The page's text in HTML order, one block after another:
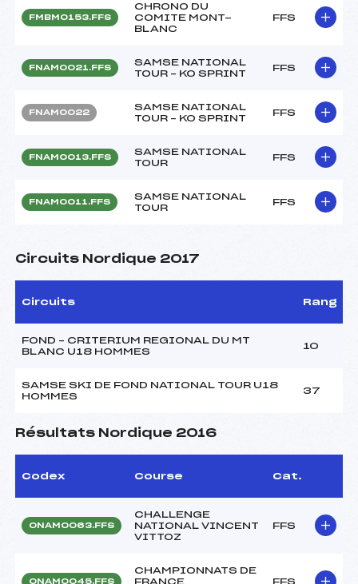
FMBM0153.FFS
CHRONO DU
COMITE MONT-
BLANC
FFS
FNAM0021.FFS
SAMSE NATIONAL
TOUR – KO SPRINT
FFS
FNAM0022
SAMSE NATIONAL
TOUR – KO SPRINT
FFS
FNAM0013.FFS
SAMSE NATIONAL
TOUR
FFS
FNAM0011.FFS
SAMSE NATIONAL
TOUR
FFS
Circuits Nordique 2017
Circuits Rang
FOND – CRITERIUM REGIONAL DU MT
BLANC U18 HOMMES
10
SAMSE SKI DE FOND NATIONAL TOUR U18
HOMMES
37
Résultats Nordique 2016
Codex Course Cat.
ONAM0063.FFS
CHALLENGE
NATIONAL VINCENT
VITTOZ
FFS
ONAM0045.FFS
CHAMPIONNATS DE
FRANCE
FFS